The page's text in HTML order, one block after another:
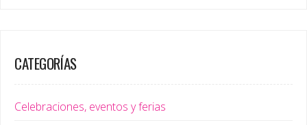
CATEGORÍAS
Celebraciones, eventos y ferias